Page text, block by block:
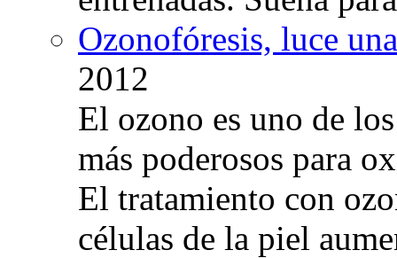
Ozonofóresis, luce
2012
El ozono es uno de
más poderosos para
El tratamiento con
células de la piel